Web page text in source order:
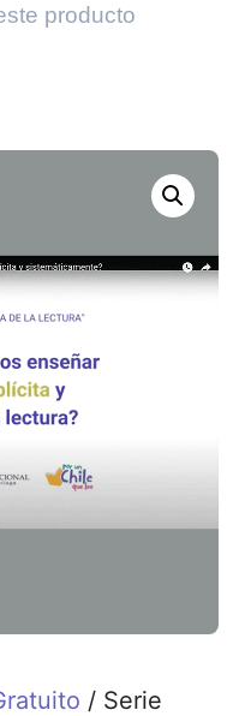
producto
/ Serie